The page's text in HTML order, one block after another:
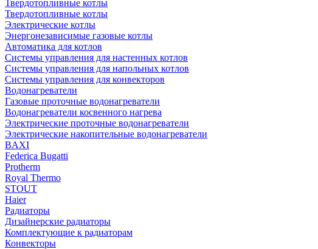
Твердотопливные котлы
Твердотопливные котлы
Электрические котлы
Энергонезависимые газовые котлы
Автоматика для котлов
Системы управления для настенных котлов
Системы управления для напольных котлов
Системы управления для конвекторов
Водонагреватели
Газовые проточные водонагреватели
Водонагреватели косвенного нагрева
Электрические проточные водонагреватели
Электрические накопительные водонагреватели
BAXI
Federica Bugatti
Protherm
Royal Thermo
STOUT
Haier
Радиаторы
Дизайнерские радиаторы
Комплектующие к радиаторам
Конвекторы